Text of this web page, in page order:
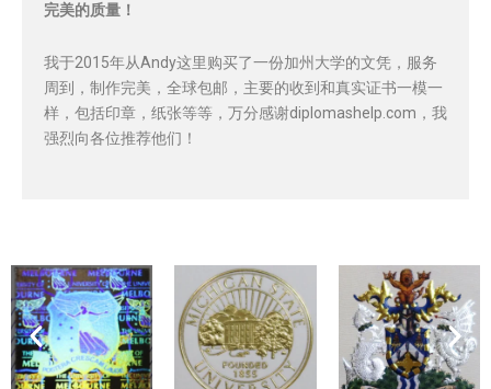
完美的质量！
我于2015年从Andy这里购买了一份加州大学的文凭，服务
周到，制作完美，全球包邮，主要的收到和真实证书一模一
样，包括印章，纸张等等，万分感谢diplomashelp.com，我
强烈向各位推荐他们！